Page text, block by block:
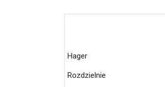
Hager
Rozdzielnie